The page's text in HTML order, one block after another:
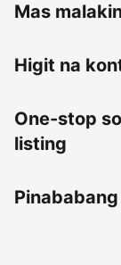
Mas
Higit na
One-stop
listing